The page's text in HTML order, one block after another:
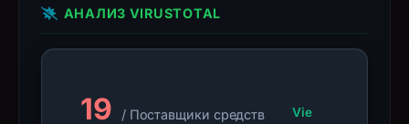
observations,
not
АНАЛИЗ VIRUSTOTAL
19
/ Поставщики средств
Vie